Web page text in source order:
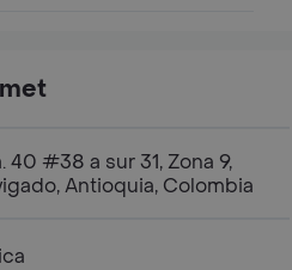
40 #38 a sur 31, Zona 9,
Antioquia, Colombia